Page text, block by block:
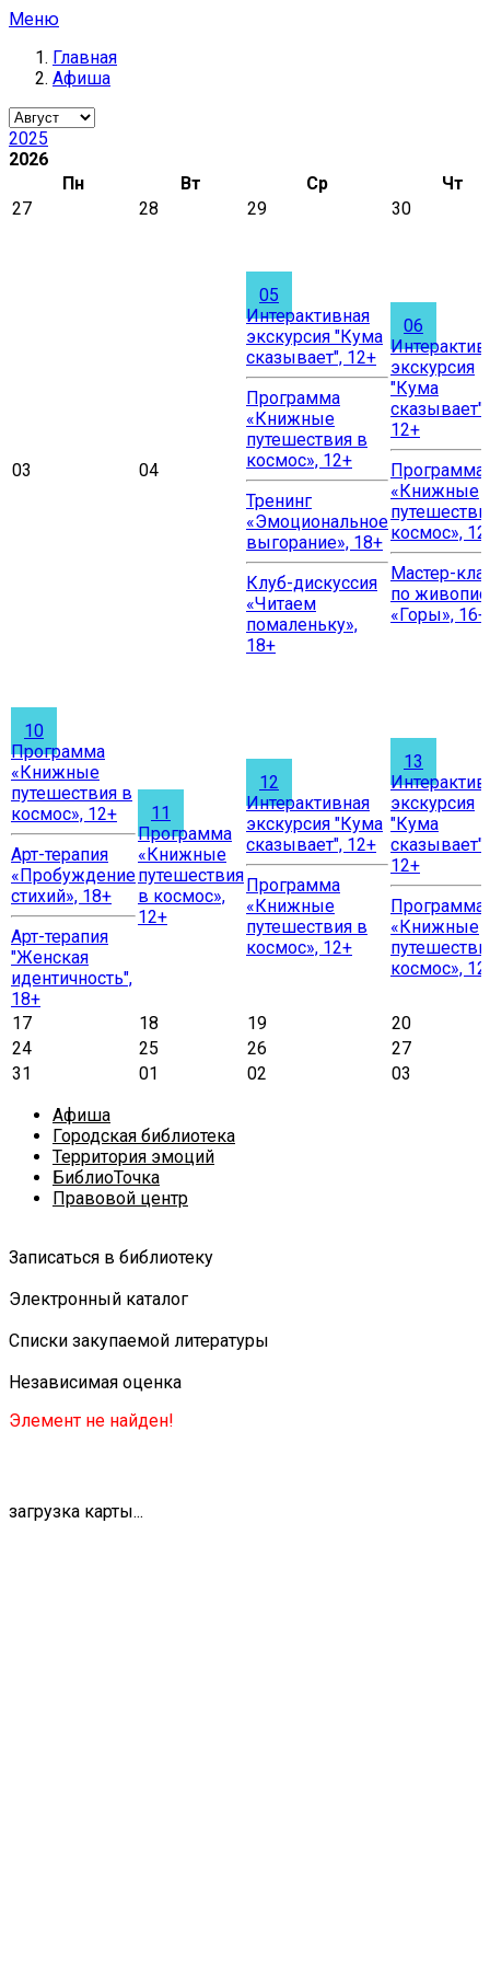
Меню
Главная
Афиша
2025
2026
Пн
Вт Ср
Чт
27
28 29 30
03 04
05
Интерактивная
экскурсия "Кума
сказывает", 12+
Программа
«Книжные
путешествия в
космос», 12+
Тренинг
«Эмоциональное
выгорание», 18+
Клуб-дискуссия
«Читаем
помаленьку»,
18+
06
экскурсия
"Кума
сказывает",
12+
Программа
«Книжные
космос»,
Мастер-
по
«Горы», 16+
10
Программа
«Книжные
путешествия в
космос», 12+
Арт-терапия
«Пробуждение
стихий», 18+
Арт-терапия
"Женская
идентичность",
18+
11
Программа
«Книжные
путешествия
в космос»,
12+
12
Интерактивная
экскурсия "Кума
сказывает", 12+
Программа
«Книжные
путешествия в
космос», 12+
13
экскурсия
"Кума
сказывает",
12+
Программа
«Книжные
космос»,
17 18 19
20
24
25 26
27
31
01 02
03
Афиша
Городская библиотека
Территория эмоций
БиблиоТочка
Правовой центр
Записаться в библиотеку
Электронный каталог
Списки закупаемой литературы
Независимая оценка
Элемент не найден!
загрузка карты...